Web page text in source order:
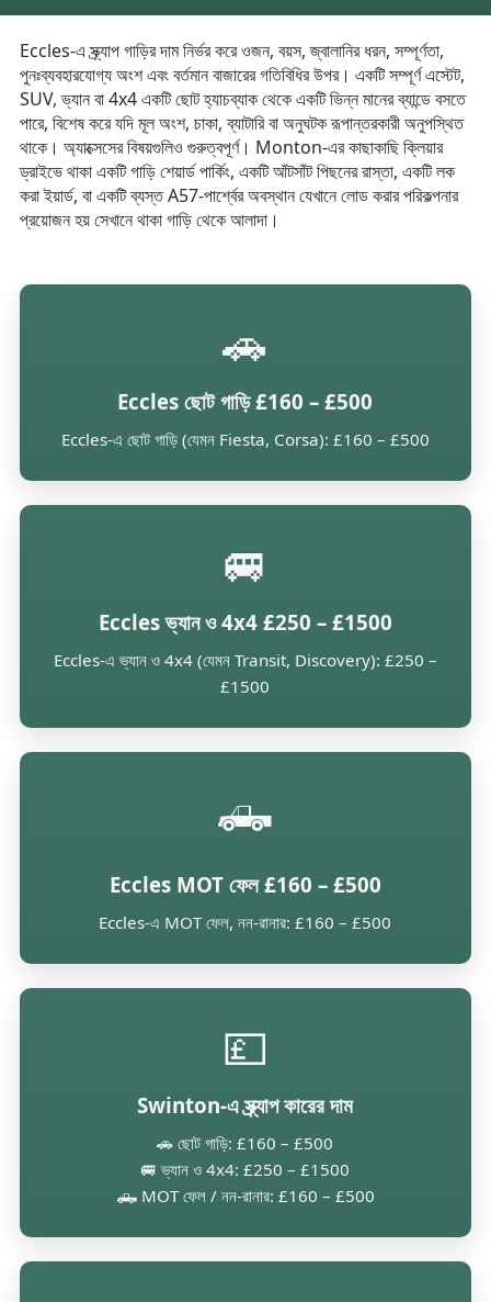
Eccles-এ স্ক্র্যাপ গাড়ির দাম নির্ভর করে ওজন, বয়স, জ্বালানির ধরন, সম্পূর্ণতা,
পুনঃব্যবহারযোগ্য অংশ এবং বর্তমান বাজারের গতিবিধির উপর। একটি সম্পূর্ণ এস্টেট,
SUV, ভ্যান বা 4x4 একটি ছোট হ্যাচব্যাক থেকে একটি ভিন্ন মানের ব্যান্ডে বসতে
পারে, বিশেষ করে যদি মূল অংশ, চাকা, ব্যাটারি বা অনুঘটক রূপান্তরকারী অনুপস্থিত
থাকে। অ্যাক্সেসের বিষয়গুলিও গুরুত্বপূর্ণ। Monton-এর কাছাকাছি ক্লিয়ার
ড্রাইভে থাকা একটি গাড়ি শেয়ার্ড পার্কিং, একটি আঁটসাঁট পিছনের রাস্তা, একটি লক
করা ইয়ার্ড, বা একটি ব্যস্ত A57-পার্শ্বের অবস্থান যেখানে লোড করার পরিকল্পনার
প্রয়োজন হয় সেখানে থাকা গাড়ি থেকে আলাদা।
🚗
Eccles ছোট গাড়ি £160 – £500
Eccles-এ ছোট গাড়ি (যেমন Fiesta, Corsa): £160 – £500
🚐
Eccles ভ্যান ও 4x4 £250 – £1500
Eccles-এ ভ্যান ও 4x4 (যেমন Transit, Discovery): £250 –
£1500
🛻
Eccles MOT ফেল £160 – £500
Eccles-এ MOT ফেল, নন-রানার: £160 – £500
💷
Swinton-এ স্ক্র্যাপ কারের দাম
🚗 ছোট গাড়ি: £160 – £500
🚐 ভ্যান ও 4x4: £250 – £1500
🛻 MOT ফেল / নন-রানার: £160 – £500